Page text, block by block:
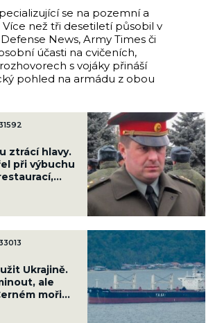
se na pozemní a
než tři desetiletí působil v
News, Army Times či
účasti na cvičeních,
s vojáky přináší
pohled na armádu z obou
31592
ztrácí hlavy.
při výbuchu
šéfa
33013
Ukrajině.
ale
moři